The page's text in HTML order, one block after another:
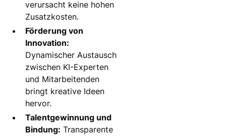
verursacht keine hohen
Zusatzkosten.
Förderung von
Innovation:
Dynamischer Austausch
zwischen KI-Experten
und Mitarbeitenden
bringt kreative Ideen
hervor.
Talentgewinnung und
Bindung: Transparente